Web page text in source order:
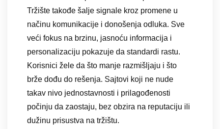
Tržište takođe šalje signale kroz promene u
načinu komunikacije i donošenja odluka. Sve
veći fokus na brzinu, jasnoću informacija i
personalizaciju pokazuje da standardi rastu.
Korisnici žele da što manje razmišljaju i što
brže dođu do rešenja. Sajtovi koji ne nude
takav nivo jednostavnosti i prilagođenosti
počinju da zaostaju, bez obzira na reputaciju ili
dužinu prisustva na tržištu.